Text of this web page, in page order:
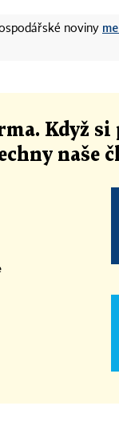
noviny
Když
naše